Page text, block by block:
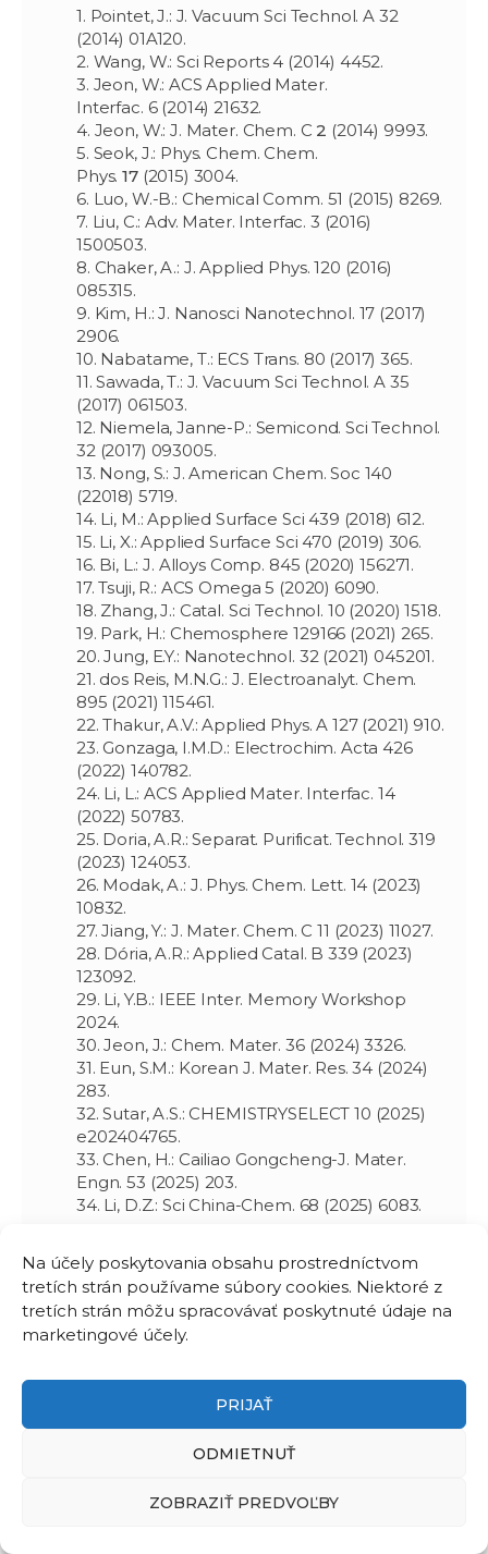
Na účely poskytovania obsahu prostredníctvom
tretích strán používame súbory cookies. Niektoré z
tretích strán môžu spracovávať poskytnuté údaje na
marketingové účely.
PRIJAŤ
ODMIETNUŤ
ZOBRAZIŤ PREDVOĽBY
1. Pointet, J.: J. Vacuum Sci Technol. A 32
(2014) 01A120.
2. Wang, W.: Sci Reports 4 (2014) 4452.
3. Jeon, W.: ACS Applied Mater.
Interfac. 6 (2014)21632.
4. Jeon, W.: J. Mater. Chem. C 2 (2014) 9993.
5. Seok, J.: Phys. Chem. Chem.
Phys.17 (2015) 3004.
6. Luo, W.-B.: Chemical Comm. 51 (2015) 8269.
7. Liu, C.: Adv. Mater. Interfac. 3 (2016)
1500503.
8. Chaker, A.: J. Applied Phys. 120 (2016)
085315.
9. Kim, H.: J. Nanosci Nanotechnol. 17 (2017)
2906.
10. Nabatame, T.: ECS Trans. 80 (2017) 365.
11. Sawada, T.: J. Vacuum Sci Technol. A 35
(2017) 061503.
12. Niemela, Janne-P.: Semicond. Sci Technol.
32 (2017) 093005.
13. Nong, S.: J. American Chem. Soc 140
(22018) 5719.
14. Li, M.: Applied Surface Sci 439 (2018) 612.
15. Li, X.: Applied Surface Sci 470 (2019) 306.
16. Bi, L.: J. Alloys Comp. 845 (2020) 156271.
17. Tsuji, R.: ACS Omega 5 (2020) 6090.
18. Zhang, J.: Catal. Sci Technol. 10 (2020) 1518.
19. Park, H.: Chemosphere ‏265 (2021) 129166.
20. Jung, E.Y.: Nanotechnol. 32 (2021) 045201.
21. dos Reis, M.N.G.: J. Electroanalyt. Chem.
895 (2021) 115461.
22. Thakur, A.V.: Applied Phys. A 127 (2021) 910.
23. Gonzaga, I.M.D.: Electrochim. Acta 426
(2022) 140782.
24. Li, L.: ACS Applied Mater. Interfac. 14
(2022) 50783.
25. Doria, A.R.: Separat. Purificat. Technol. 319
(2023) 124053.
26. Modak, A.: J. Phys. Chem. Lett. 14 (2023)
10832.
27. Jiang, Y.: J. Mater. Chem. C 11 (2023) 11027.
28. Dória, A.R.: Applied Catal. B 339 (2023)
123092.
29. Li, Y.B.: IEEE Inter. Memory Workshop
2024.
30. Jeon, J.: Chem. Mater. 36 (2024) 3326.
31. Eun, S.M.: Korean J. Mater. Res. 34 (2024)
283.
32. Sutar, A.S.: CHEMISTRYSELECT 10 (2025)
e202404765.
33. Chen, H.: Cailiao Gongcheng-J. Mater.
Engn. 53 (2025) 203.
34. Li, D.Z.: Sci China-Chem. 68 (2025) 6083.
Jurkovič, M., Carlin, J., Grandjean, N., and Kordoš,
P.:Zr2/InAlN/GaN metal-oxide-semiconductor
heterostructure field-effect transistors with InAlN
barrier of different compositions
1. Schaefer, A.: Semicond. Sci Technol. 29
2. Freedsman, J. J.: Applied Phys. Lett. 107
(2016) 358.